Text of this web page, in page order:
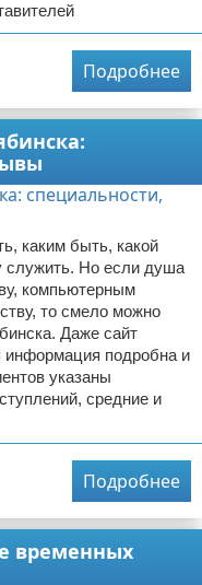
Подробнее
каким быть, какой
служить. Но если душа
компьютерным
то смело можно
Даже сайт
информация подробна и
указаны
средние и
Подробнее
временных